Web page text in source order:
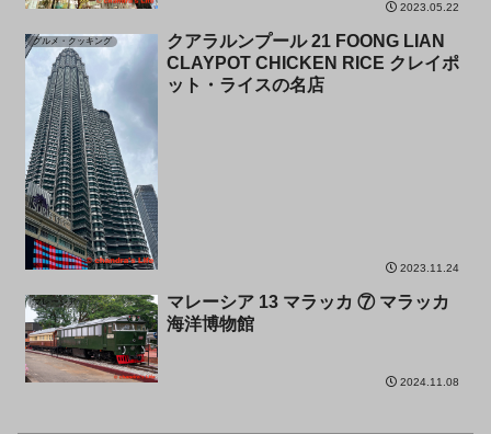
2023.05.22
グルメ・クッキング
クアラルンプール 21 FOONG LIAN
CLAYPOT CHICKEN RICE クレイポ
ット・ライスの名店
2023.11.24
マレーシア
マレーシア 13 マラッカ ⑦ マラッカ
海洋博物館
2024.11.08